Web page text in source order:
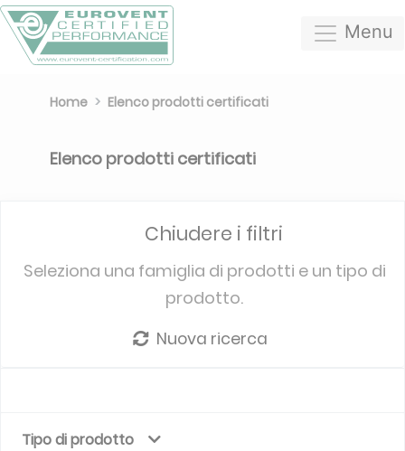
Menu
Home Elenco prodotti certificati
Elenco prodotti certificati
Chiudere i filtri
Seleziona una famiglia di prodotti e un tipo di
prodotto.
Nuova ricerca
Tipo di prodotto